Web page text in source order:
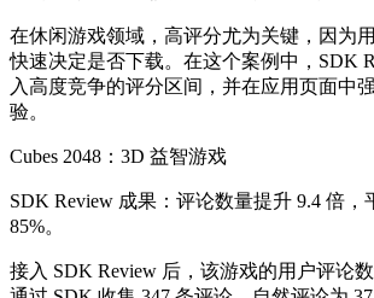
在休闲游戏领域，高评分尤为关键，因为
快速决定是否下载。在这个案例中，SDK
入高度竞争的评分区间，并在应用页面中
验。
Cubes 2048：3D 益智游戏
SDK Review 成果：评论数量提升 9.4 倍，
85%。
接入 SDK Review 后，该游戏的用户评论